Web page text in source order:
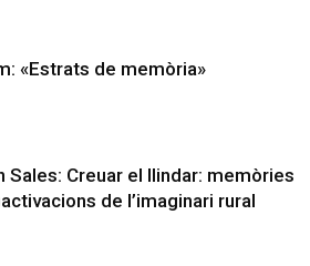
«Estrats de memòria»
Sales: Creuar el llindar: memòries
de l’imaginari rural